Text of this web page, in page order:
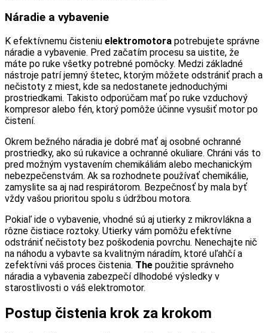
Náradie a vybavenie
K efektívnemu čisteniu elektromotora potrebujete správne
náradie a vybavenie. Pred začatím procesu sa uistite, že
máte po ruke všetky potrebné pomôcky. Medzi základné
nástroje patrí jemný štetec, ktorým môžete odstrániť prach a
nečistoty z miest, kde sa nedostanete jednoduchými
prostriedkami. Takisto odporúčam mať po ruke vzduchový
kompresor alebo fén, ktorý pomôže účinne vysušiť motor po
čistení.
Okrem bežného náradia je dobré mať aj osobné ochranné
prostriedky, ako sú rukavice a ochranné okuliare. Chráni vás to
pred možným vystavením chemikáliám alebo mechanickým
nebezpečenstvám. Ak sa rozhodnete používať chemikálie,
zamyslite sa aj nad respirátorom. Bezpečnosť by mala byť
vždy vašou prioritou spolu s údržbou motora.
Pokiaľ ide o vybavenie, vhodné sú aj utierky z mikrovlákna a
rôzne čistiace roztoky. Utierky vám pomôžu efektívne
odstrániť nečistoty bez poškodenia povrchu. Nenechajte nič
na náhodu a vybavte sa kvalitným náradím, ktoré uľahčí a
zefektívni váš proces čistenia. The použitie správneho
náradia a vybavenia zabezpečí dlhodobé výsledky v
starostlivosti o váš elektromotor.
Postup čistenia krok za krokom